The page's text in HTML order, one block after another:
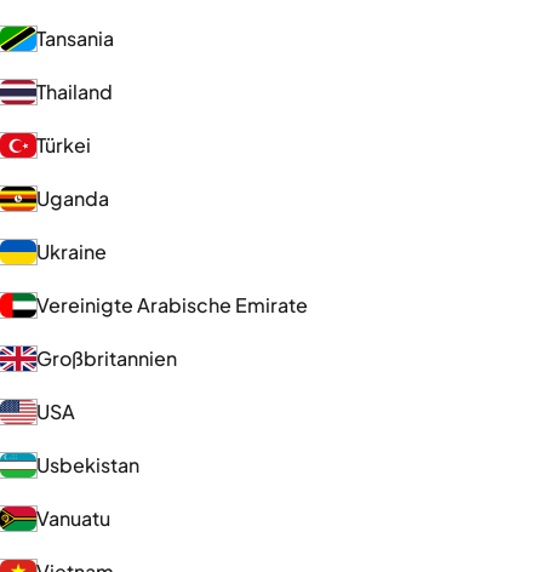
Tansania
Thailand
Türkei
Uganda
Ukraine
Vereinigte Arabische Emirate
Großbritannien
USA
Usbekistan
Vanuatu